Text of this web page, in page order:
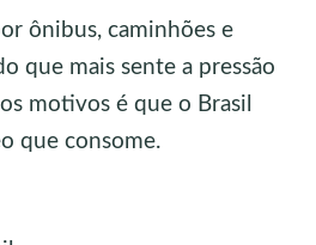
ônibus, caminhões e
que mais sente a pressão
motivos é que o Brasil
que consome.